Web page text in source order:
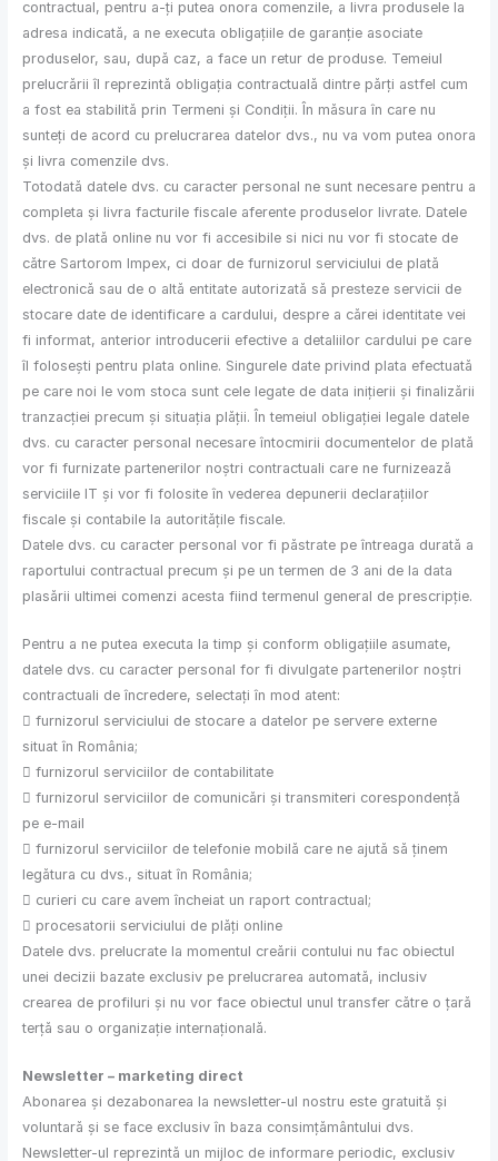
contractual, pentru a-ți putea onora comenzile, a livra produsele la
adresa indicată, a ne executa obligațiile de garanție asociate
produselor, sau, după caz, a face un retur de produse. Temeiul
prelucrării îl reprezintă obligația contractuală dintre părți astfel cum
a fost ea stabilită prin Termeni și Condiții. În măsura în care nu
sunteți de acord cu prelucrarea datelor dvs., nu va vom putea onora
și livra comenzile dvs.
Totodată datele dvs. cu caracter personal ne sunt necesare pentru a
completa și livra facturile fiscale aferente produselor livrate. Datele
dvs. de plată online nu vor fi accesibile si nici nu vor fi stocate de
către Sartorom Impex, ci doar de furnizorul serviciului de plată
electronică sau de o altă entitate autorizată să presteze servicii de
stocare date de identificare a cardului, despre a cărei identitate vei
fi informat, anterior introducerii efective a detaliilor cardului pe care
îl folosești pentru plata online. Singurele date privind plata efectuată
pe care noi le vom stoca sunt cele legate de data inițierii și finalizării
tranzacției precum și situația plății. În temeiul obligației legale datele
dvs. cu caracter personal necesare întocmirii documentelor de plată
vor fi furnizate partenerilor noștri contractuali care ne furnizează
serviciile IT și vor fi folosite în vederea depunerii declarațiilor
fiscale și contabile la autoritățile fiscale.
Datele dvs. cu caracter personal vor fi păstrate pe întreaga durată a
raportului contractual precum și pe un termen de 3 ani de la data
plasării ultimei comenzi acesta fiind termenul general de prescripție.
Pentru a ne putea executa la timp și conform obligațiile asumate,
datele dvs. cu caracter personal for fi divulgate partenerilor noștri
contractuali de încredere, selectați în mod atent:
 furnizorul serviciului de stocare a datelor pe servere externe
situat în România;
 furnizorul serviciilor de contabilitate
 furnizorul serviciilor de comunicări și transmiteri corespondență
pe e-mail
 furnizorul serviciilor de telefonie mobilă care ne ajută să ținem
legătura cu dvs., situat în România;
 curieri cu care avem încheiat un raport contractual;
 procesatorii serviciului de plăți online
Datele dvs. prelucrate la momentul creării contului nu fac obiectul
unei decizii bazate exclusiv pe prelucrarea automată, inclusiv
crearea de profiluri și nu vor face obiectul unul transfer către o țară
terță sau o organizație internațională.
Newsletter – marketing direct
Abonarea și dezabonarea la newsletter-ul nostru este gratuită și
voluntară și se face exclusiv în baza consimțământului dvs.
Newsletter-ul reprezintă un mijloc de informare periodic, exclusiv